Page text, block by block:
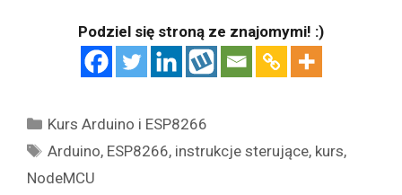
Podziel się stroną ze znajomymi! :)
Kategorie
Kurs Arduino i ESP8266
Tagi
Arduino, ESP8266, instrukcje sterujące, kurs,
NodeMCU